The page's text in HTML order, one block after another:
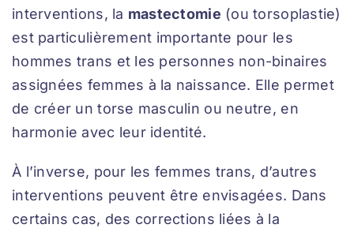
interventions, la mastectomie (ou torsoplastie)
est particulièrement importante pour les
hommes trans et les personnes non-binaires
assignées femmes à la naissance. Elle permet
de créer un torse masculin ou neutre, en
harmonie avec leur identité.
À l’inverse, pour les femmes trans, d’autres
interventions peuvent être envisagées. Dans
certains cas, des corrections liées à la